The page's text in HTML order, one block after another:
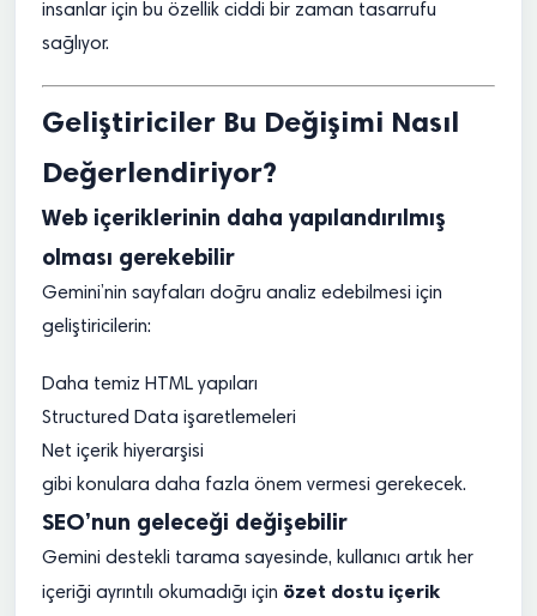
insanlar için bu özellik ciddi bir zaman tasarrufu
sağlıyor.
Geliştiriciler Bu Değişimi Nasıl
Değerlendiriyor?
Web içeriklerinin daha yapılandırılmış
olması gerekebilir
Gemini’nin sayfaları doğru analiz edebilmesi için
geliştiricilerin:
Daha temiz HTML yapıları
Structured Data işaretlemeleri
Net içerik hiyerarşisi
gibi konulara daha fazla önem vermesi gerekecek.
SEO’nun geleceği değişebilir
Gemini destekli tarama sayesinde, kullanıcı artık her
içeriği ayrıntılı okumadığı için özet dostu içerik